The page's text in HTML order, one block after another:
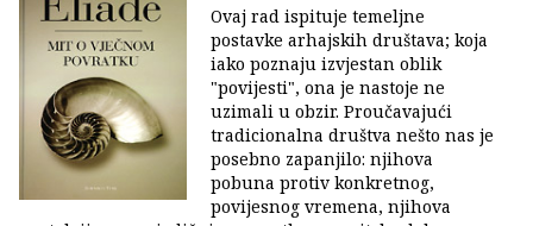
Ovaj rad ispituje temeljne
postavke arhajskih društava; koja
iako poznaju izvjestan oblik
"povijesti", ona je nastoje ne
uzimali u obzir. Proučavajući
tradicionalna društva nešto nas je
posebno zapanjilo: njihova
pobuna protiv konkretnog,
povijesnog vremena, njihova